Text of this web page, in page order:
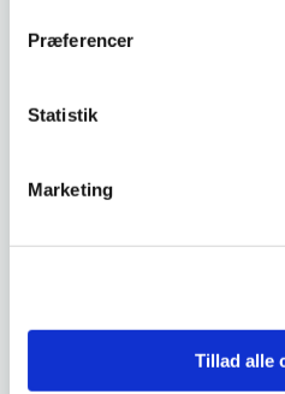
Præferencer
Statistik
Marketing
Tillad alle
videndeling og læring kan
sammenhænge.
erfaringsudveksling
herunder anvende
sætte kolleger i stand til
udførelsen af opgaver til